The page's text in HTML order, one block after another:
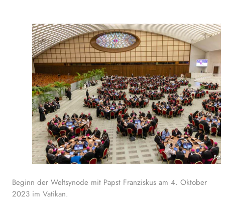
Beginn der Weltsynode mit Papst Franziskus am 4. Oktober
2023 im Vatikan.